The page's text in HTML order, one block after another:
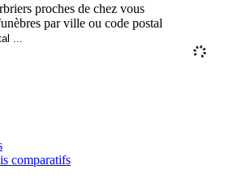
proches de chez vous
par ville ou code postal
comparatifs